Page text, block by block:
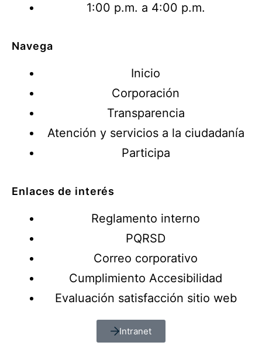
1:00 p.m. a 4:00 p.m.
Navega
Inicio
Corporación
Transparencia
Atención y servicios a la ciudadanía
Participa
Enlaces de interés
Reglamento interno
PQRSD
Correo corporativo
Cumplimiento Accesibilidad
Evaluación satisfacción sitio web
Intranet